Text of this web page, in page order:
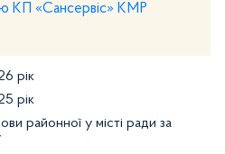
КП «Сансервіс» КМР
рік
рік
районної у місті ради за